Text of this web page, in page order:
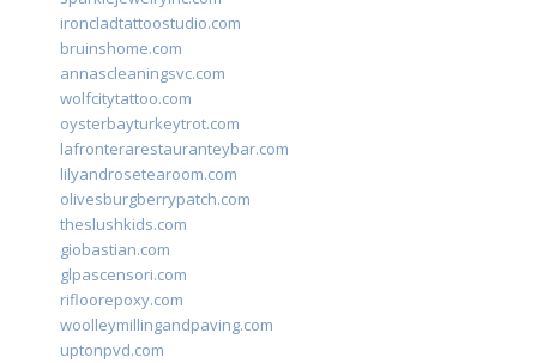
ironcladtattoostudio.com
bruinshome.com
annascleaningsvc.com
wolfcitytattoo.com
oysterbayturkeytrot.com
lafronterarestauranteybar.com
lilyandrosetearoom.com
olivesburgberrypatch.com
theslushkids.com
giobastian.com
glpascensori.com
rifloorepoxy.com
woolleymillingandpaving.com
uptonpvd.com